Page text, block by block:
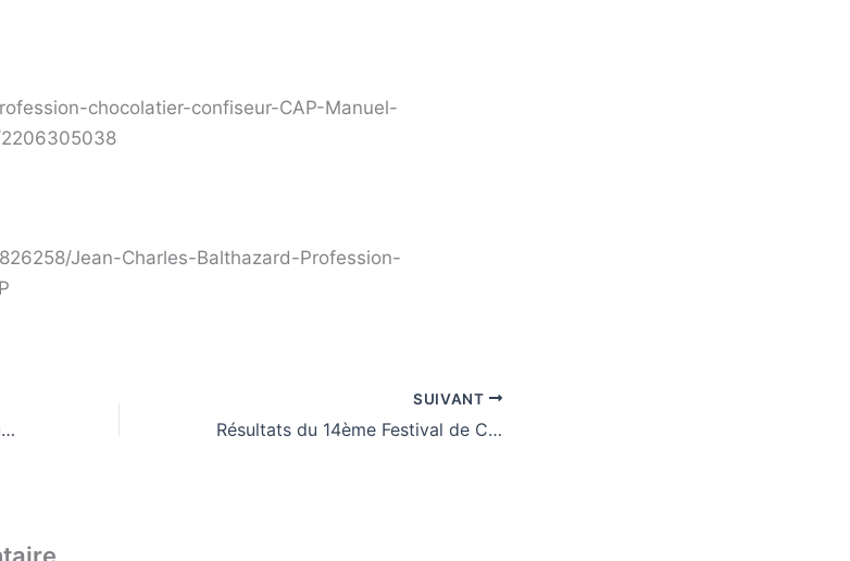
chocolatier-confiseur-CAP-Manuel-
2206305038
Jean-Charles-Balthazard-Profession-
14 ème Festival de Croquembouches à Yssingeaux 21 et 22 Avril 2018
SUIVANT
Résultats du 14ème Festival de Croquembouches à Yssingeaux 2018